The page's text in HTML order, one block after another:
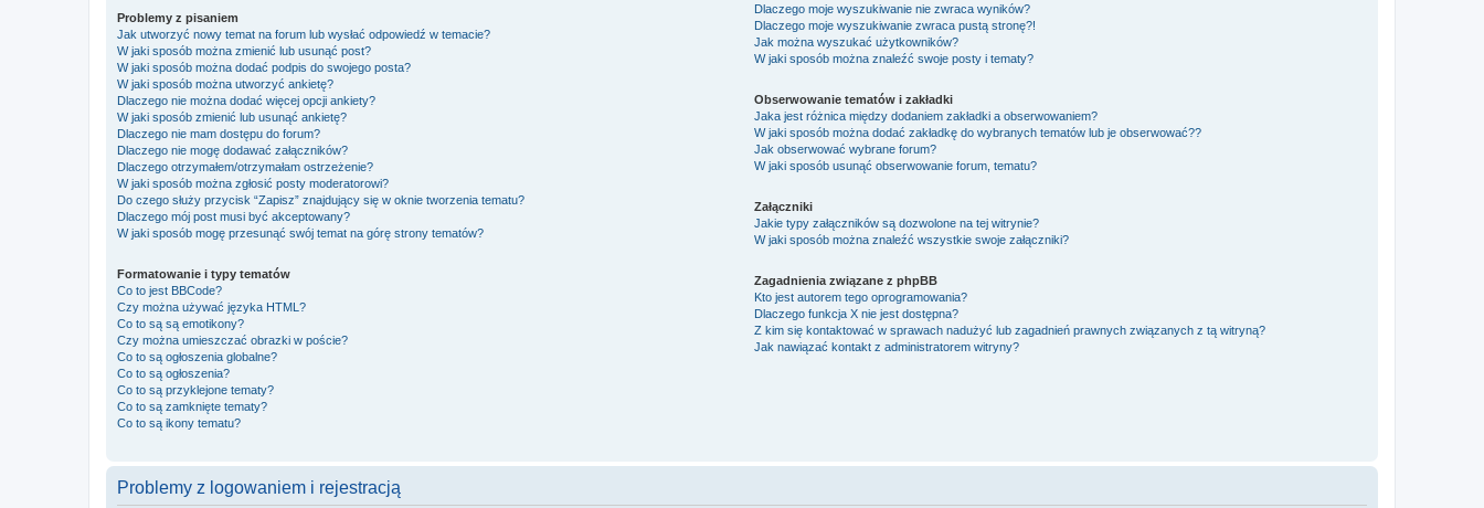
Problemy z pisaniem
Jak utworzyć nowy temat na forum lub wysłać odpowiedź w temacie?
W jaki sposób można zmienić lub usunąć post?
W jaki sposób można dodać podpis do swojego posta?
W jaki sposób można utworzyć ankietę?
Dlaczego nie można dodać więcej opcji ankiety?
W jaki sposób zmienić lub usunąć ankietę?
Dlaczego nie mam dostępu do forum?
Dlaczego nie mogę dodawać załączników?
Dlaczego otrzymałem/otrzymałam ostrzeżenie?
W jaki sposób można zgłosić posty moderatorowi?
Do czego służy przycisk “Zapisz” znajdujący się w oknie tworzenia tematu?
Dlaczego mój post musi być akceptowany?
W jaki sposób mogę przesunąć swój temat na górę strony tematów?
Formatowanie i typy tematów
Co to jest BBCode?
Czy można używać języka HTML?
Co to są są emotikony?
Czy można umieszczać obrazki w poście?
Co to są ogłoszenia globalne?
Co to są ogłoszenia?
Co to są przyklejone tematy?
Co to są zamknięte tematy?
Co to są ikony tematu?
Dlaczego moje wyszukiwanie nie zwraca wyników?
Dlaczego moje wyszukiwanie zwraca pustą stronę?!
Jak można wyszukać użytkowników?
W jaki sposób można znaleźć swoje posty i tematy?
Obserwowanie tematów i zakładki
Jaka jest różnica między dodaniem zakładki a obserwowaniem?
W jaki sposób można dodać zakładkę do wybranych tematów lub je obserwować??
Jak obserwować wybrane forum?
W jaki sposób usunąć obserwowanie forum, tematu?
Załączniki
Jakie typy załączników są dozwolone na tej witrynie?
W jaki sposób można znaleźć wszystkie swoje załączniki?
Zagadnienia związane z phpBB
Kto jest autorem tego oprogramowania?
Dlaczego funkcja X nie jest dostępna?
Z kim się kontaktować w sprawach nadużyć lub zagadnień prawnych związanych z tą witryną?
Jak nawiązać kontakt z administratorem witryny?
Problemy z logowaniem i rejestracją